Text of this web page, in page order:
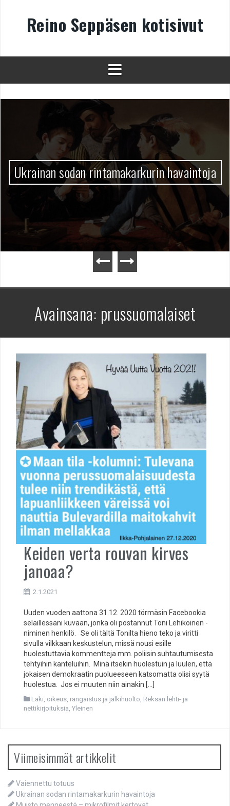
Reino Seppäsen kotisivut
Ukrainan sodan rintamakarkurin havaintoja
Avainsana: prussuomalaiset
Keiden verta rouvan kirves
janoaa?
2.1.2021
Uuden vuoden aattona 31.12. 2020 törmäsin Facebookia
selaillessani kuvaan, jonka oli postannut Toni Lehikoinen -
niminen henkilö. Se oli tältä Tonilta hieno teko ja viritti
sivulla vilkkaan keskustelun, missä nousi esille
huolestuttavia kommentteja mm. poliisin suhtautumisesta
tehtyihin kanteluihin. Minä itsekin huolestuin ja luulen, että
jokaisen demokraatin puolueeseen katsomatta olisi syytä
huolestua. Jos ei muuten niin ainakin […]
Laki, oikeus, rangaistus ja jälkihuolto, Reksan lehti- ja
nettikirjoituksia, Yleinen
Viimeisimmät artikkelit
Vaiennettu totuus
Ukrainan sodan rintamakarkurin havaintoja